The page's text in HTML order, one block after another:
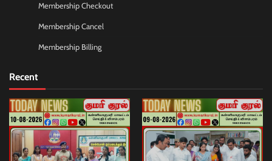
Membership Checkout
Membership Cancel
Membership Billing
Recent